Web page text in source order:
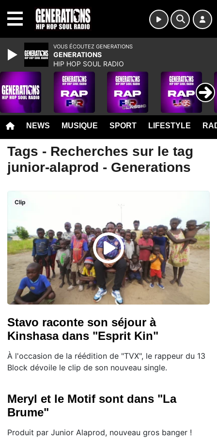
NEWS MUSIQUE SPORT LIFESTYLE
Tags - Recherches sur le tag
junior-alaprod - Generations
Clip
Stavo raconte son séjour à
Kinshasa dans "Esprit Kin"
À l'occasion de la réédition de "TVX", le rappeur du 13
Block dévoile le clip de son nouveau single.
Meryl et le Motif sont dans "La
Brume"
Produit par Junior Alaprod, nouveau gros banger !
VOUS ÉCOUTEZ GENERATIONS
GENERATIONS
HIP HOP SOUL RADIO